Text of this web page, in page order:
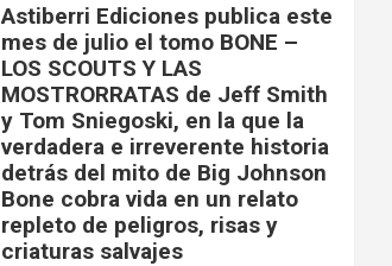
Astiberri Ediciones publica este
mes de julio el tomo BONE –
LOS SCOUTS Y LAS
MOSTRORRATAS de Jeff Smith
y Tom Sniegoski, en la que la
verdadera e irreverente historia
detrás del mito de Big Johnson
Bone cobra vida en un relato
repleto de peligros, risas y
criaturas salvajes